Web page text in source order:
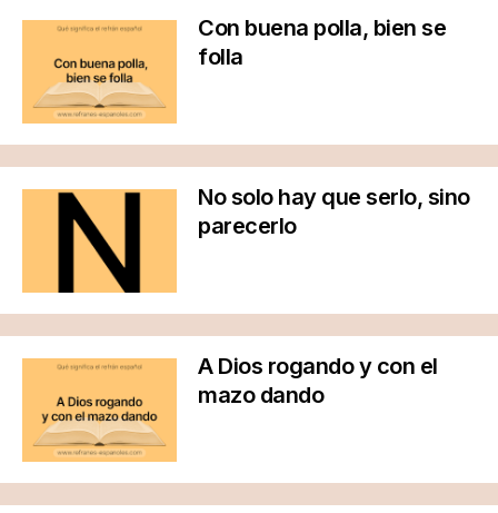
Con buena polla, bien se
folla
No solo hay que serlo, sino
parecerlo
A Dios rogando y con el
mazo dando